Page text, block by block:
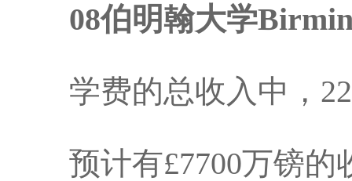
08伯明翰大学
学费的总收入中，
预计有£7700万镑的